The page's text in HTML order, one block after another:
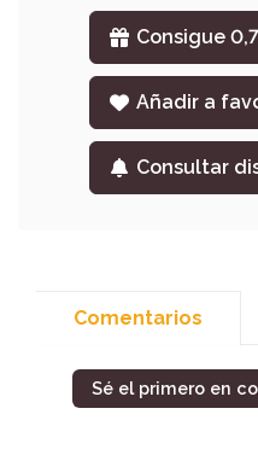
Consigue
Añadir a
Consultar
Comentarios
Sé el primero en